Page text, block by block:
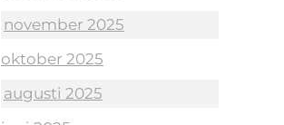
november 2025
oktober 2025
augusti 2025